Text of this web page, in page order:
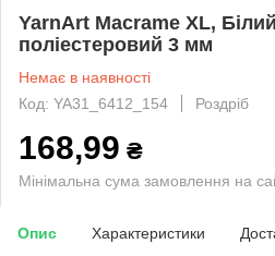
YarnArt Macrame XL,
поліестеровий 3 мм
Немає в наявності
Код: YA31_6412_154
Роздріб
168,99 ₴
Мінімальна сума замовлення на
Опис Характеристики